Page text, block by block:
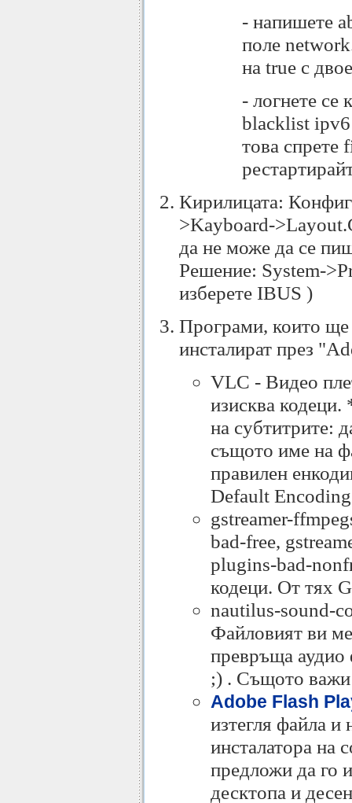
- напишете
поле
на true с
- логнете се
blacklist
това
Кирилицата:
>Kayboard-
да не може да се
Решение: System-
изберете IBUS )
Програми, които ще
инсталират през
VLC - Видео
изисква
на субтитрите:
същото име на
правилен
Default
gstreamer-
bad-free,
plugins-bad-
кодеци. От тях
nautilus-sound-
Файловият ви
превръща аудио
;) . Същото важи
Adobe Flash
изтегля файла и
инсталатора на
предложи да го
десктопа и